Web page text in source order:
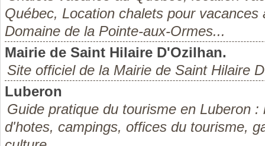
Québec, Location chalets pour
Domaine de la Pointe-aux-Ormes...
Mairie de Saint Hilaire D'Ozilhan.
Site officiel de la Mairie de Saint Hilaire
Luberon
Guide pratique du tourisme en Luberon
d'hotes, campings, offices du tourisme,